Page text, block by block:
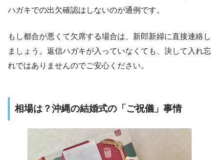
ハガキでの出欠確認はしないのが通例です。
もし都合が悪くて欠席する場合は、新郎新婦に直接連絡し
ましょう。返信ハガキが入っていなくても、決して入れ忘
れではありませんのでご安心ください。
相場は？沖縄の結婚式の「ご祝儀」事情